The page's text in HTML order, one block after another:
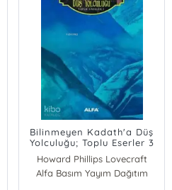
Bilinmeyen Kadath'a Düş
Yolculuğu; Toplu Eserler 3
Howard Phillips Lovecraft
Alfa Basım Yayım Dağıtım